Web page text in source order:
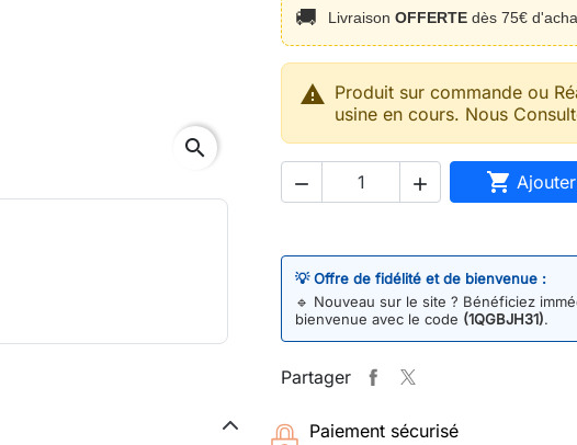
search
🚚 Livraison OFFERTE dès 75€
 Produit sur commande ou
usine en cours. Nous
  
💡 Offre de fidélité et de bienvenue :
🔹 Nouveau sur le site ? Bénéficiez
bienvenue avec le code (1QGBJH31).
Partager
Paiement sécurisé